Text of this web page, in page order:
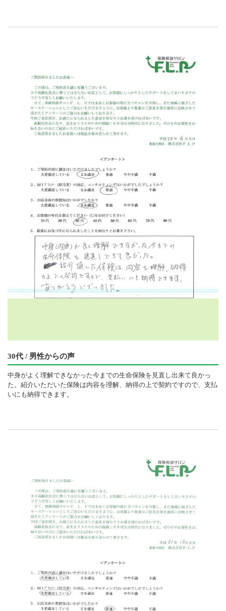
30代 / 男性からの声
中身がよく理解できなかった今までの生命保険を見直し出来て良かっ
た。紹介いただいた保険は内容を理解、納得の上で契約ですので、支払
いにも納得できます。